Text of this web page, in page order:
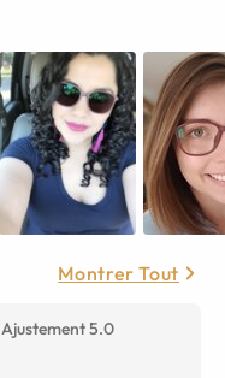
Montrer Tout
Ajustement 5.0